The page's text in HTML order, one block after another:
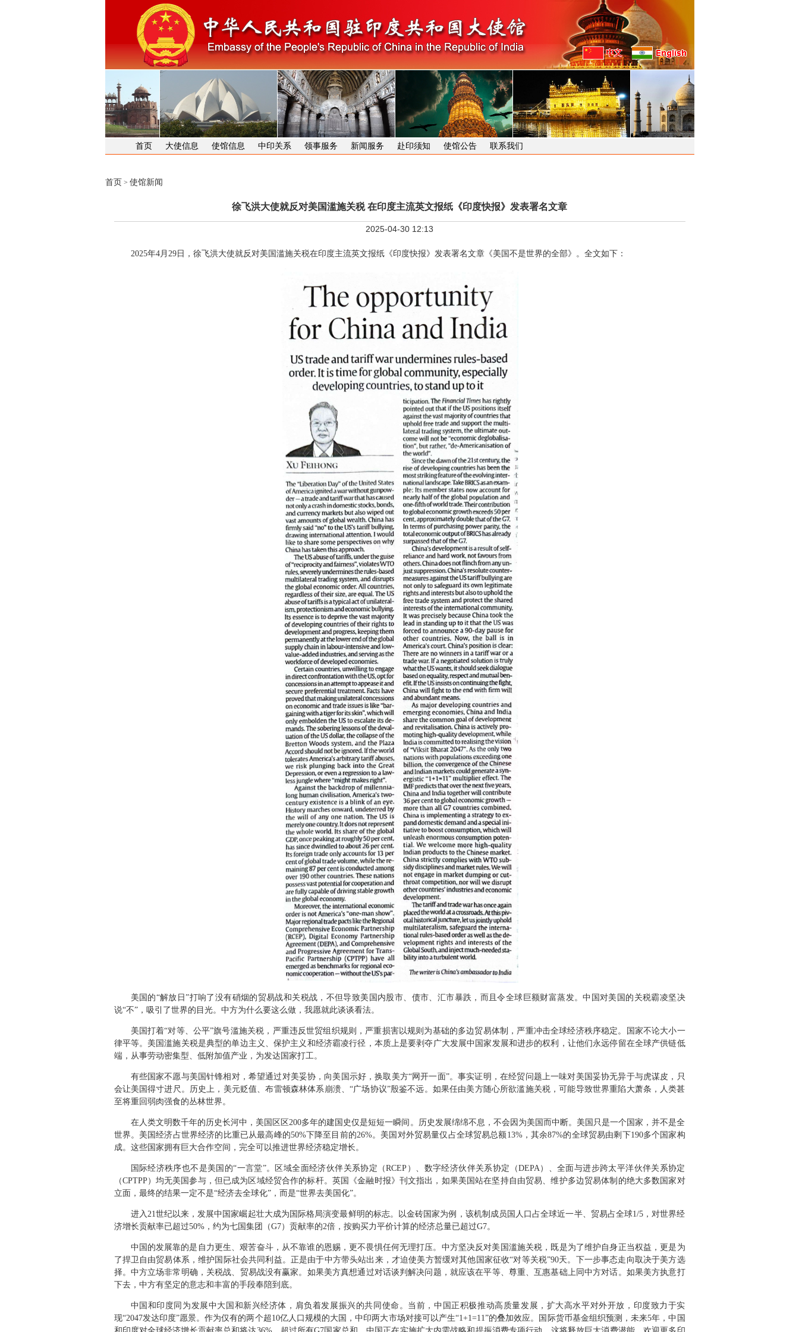
首页 大使信息 使馆信息 中印关系 领事服务 新闻服务 赴印须知 使馆公告 联系我们
首页 > 使馆新闻
徐飞洪大使就反对美国滥施关税 在印度主流英文报纸《印度快报》发表署名文章
2025-04-30 12:13
2025年4月29日，徐飞洪大使就反对美国滥施关税在印度主流英文报纸《印度快报》发表署名文章《美国不是世界的全部》。全文如下：
美国的“解放日”打响了没有硝烟的贸易战和关税战，不但导致美国内股市、债市、汇市暴跌，而且令全球巨额财富蒸发。中国对美国的关税霸凌坚决
说“不”，吸引了世界的目光。中方为什么要这么做，我愿就此谈谈看法。
美国打着“对等、公平”旗号滥施关税，严重违反世贸组织规则，严重损害以规则为基础的多边贸易体制，严重冲击全球经济秩序稳定。国家不论大小一
律平等。美国滥施关税是典型的单边主义、保护主义和经济霸凌行径，本质上是要剥夺广大发展中国家发展和进步的权利，让他们永远停留在全球产供链低
端，从事劳动密集型、低附加值产业，为发达国家打工。
有些国家不愿与美国针锋相对，希望通过对美妥协，向美国示好，换取美方“网开一面”。事实证明，在经贸问题上一味对美国妥协无异于与虎谋皮，只
会让美国得寸进尺。历史上，美元贬值、布雷顿森林体系崩溃、“广场协议”殷鉴不远。如果任由美方随心所欲滥施关税，可能导致世界重陷大萧条，人类甚
至将重回弱肉强食的丛林世界。
在人类文明数千年的历史长河中，美国区区200多年的建国史仅是短短一瞬间。历史发展绵绵不息，不会因为美国而中断。美国只是一个国家，并不是全
世界。美国经济占世界经济的比重已从最高峰的50%下降至目前的26%。美国对外贸易量仅占全球贸易总额13%，其余87%的全球贸易由剩下190多个国家构
成。这些国家拥有巨大合作空间，完全可以推进世界经济稳定增长。
国际经济秩序也不是美国的“一言堂”。区域全面经济伙伴关系协定（RCEP）、数字经济伙伴关系协定（DEPA）、全面与进步跨太平洋伙伴关系协定
（CPTPP）均无美国参与，但已成为区域经贸合作的标杆。英国《金融时报》刊文指出，如果美国站在坚持自由贸易、维护多边贸易体制的绝大多数国家对
立面，最终的结果一定不是“经济去全球化”，而是“世界去美国化”。
进入21世纪以来，发展中国家崛起壮大成为国际格局演变最鲜明的标志。以金砖国家为例，该机制成员国人口占全球近一半、贸易占全球1/5，对世界经
济增长贡献率已超过50%，约为七国集团（G7）贡献率的2倍，按购买力平价计算的经济总量已超过G7。
中国的发展靠的是自力更生、艰苦奋斗，从不靠谁的恩赐，更不畏惧任何无理打压。中方坚决反对美国滥施关税，既是为了维护自身正当权益，更是为
了捍卫自由贸易体系，维护国际社会共同利益。正是由于中方带头站出来，才迫使美方暂缓对其他国家征收“对等关税”90天。下一步事态走向取决于美方选
择。中方立场非常明确，关税战、贸易战没有赢家。如果美方真想通过对话谈判解决问题，就应该在平等、尊重、互惠基础上同中方对话。如果美方执意打
下去，中方有坚定的意志和丰富的手段奉陪到底。
中国和印度同为发展中大国和新兴经济体，肩负着发展振兴的共同使命。当前，中国正积极推动高质量发展，扩大高水平对外开放，印度致力于实
现“2047发达印度”愿景。作为仅有的两个超10亿人口规模的大国，中印两大市场对接可以产生“1+1=11”的叠加效应。国际货币基金组织预测，未来5年，中国